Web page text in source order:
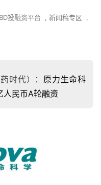
BD投融资平台 , 新闻稿专区
,
时代）： 原力生命科
人民币A轮融资